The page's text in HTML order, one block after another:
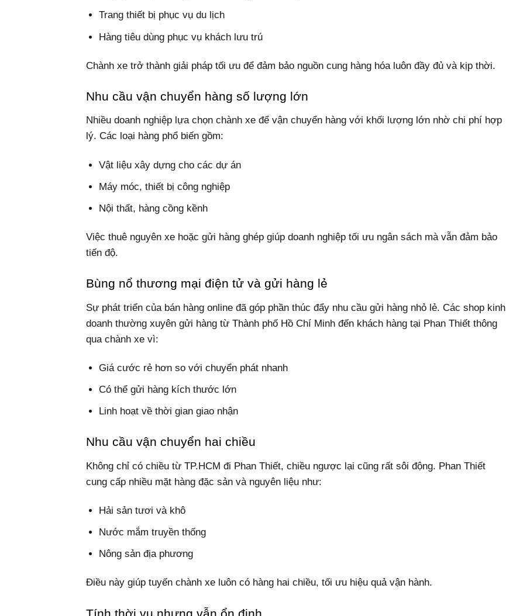
Trang thiết bị phục vụ du lịch
Hàng tiêu dùng phục vụ khách lưu trú
Chành xe trở thành giải pháp tối ưu để đảm bảo nguồn cung hàng hóa luôn đầy đủ và kịp thời.
Nhu cầu vận chuyển hàng số lượng lớn
Nhiều doanh nghiệp lựa chọn chành xe để vận chuyển hàng với khối lượng lớn nhờ chi phí hợp
lý. Các loại hàng phổ biến gồm:
Vật liệu xây dựng cho các dự án
Máy móc, thiết bị công nghiệp
Nội thất, hàng cồng kềnh
Việc thuê nguyên xe hoặc gửi hàng ghép giúp doanh nghiệp tối ưu ngân sách mà vẫn đảm bảo
tiến độ.
Bùng nổ thương mại điện tử và gửi hàng lẻ
Sự phát triển của bán hàng online đã góp phần thúc đẩy nhu cầu gửi hàng nhỏ lẻ. Các shop kinh
doanh thường xuyên gửi hàng từ Thành phố Hồ Chí Minh đến khách hàng tại Phan Thiết thông
qua chành xe vì:
Giá cước rẻ hơn so với chuyển phát nhanh
Có thể gửi hàng kích thước lớn
Linh hoạt về thời gian giao nhận
Nhu cầu vận chuyển hai chiều
Không chỉ có chiều từ TP.HCM đi Phan Thiết, chiều ngược lại cũng rất sôi động. Phan Thiết
cung cấp nhiều mặt hàng đặc sản và nguyên liệu như:
Hải sản tươi và khô
Nước mắm truyền thống
Nông sản địa phương
Điều này giúp tuyến chành xe luôn có hàng hai chiều, tối ưu hiệu quả vận hành.